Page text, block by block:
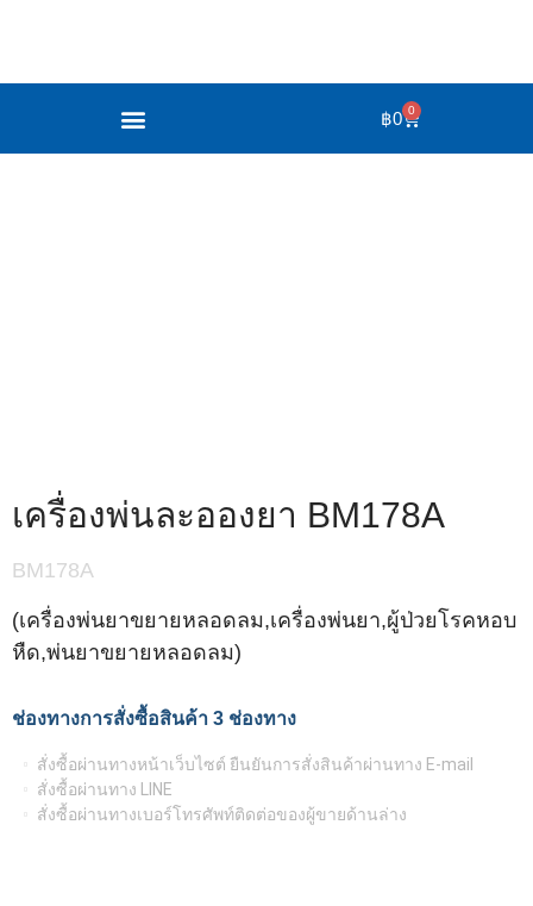
฿0 0
เครื่องพ่นละอองยา BM178A
BM178A
(เครื่องพ่นยาขยายหลอดลม,เครื่องพ่นยา,ผู้ป่วยโรคหอบ
หืด,พ่นยาขยายหลอดลม)
ช่องทางการสั่งซื้อสินค้า 3 ช่องทาง
สั่งซื้อผ่านทางหน้าเว็บไซต์ ยืนยันการสั่งสินค้าผ่านทาง E-mail
สั่งซื้อผ่านทาง LINE
สั่งซื้อผ่านทางเบอร์โทรศัพท์ติดต่อของผู้ขายด้านล่าง